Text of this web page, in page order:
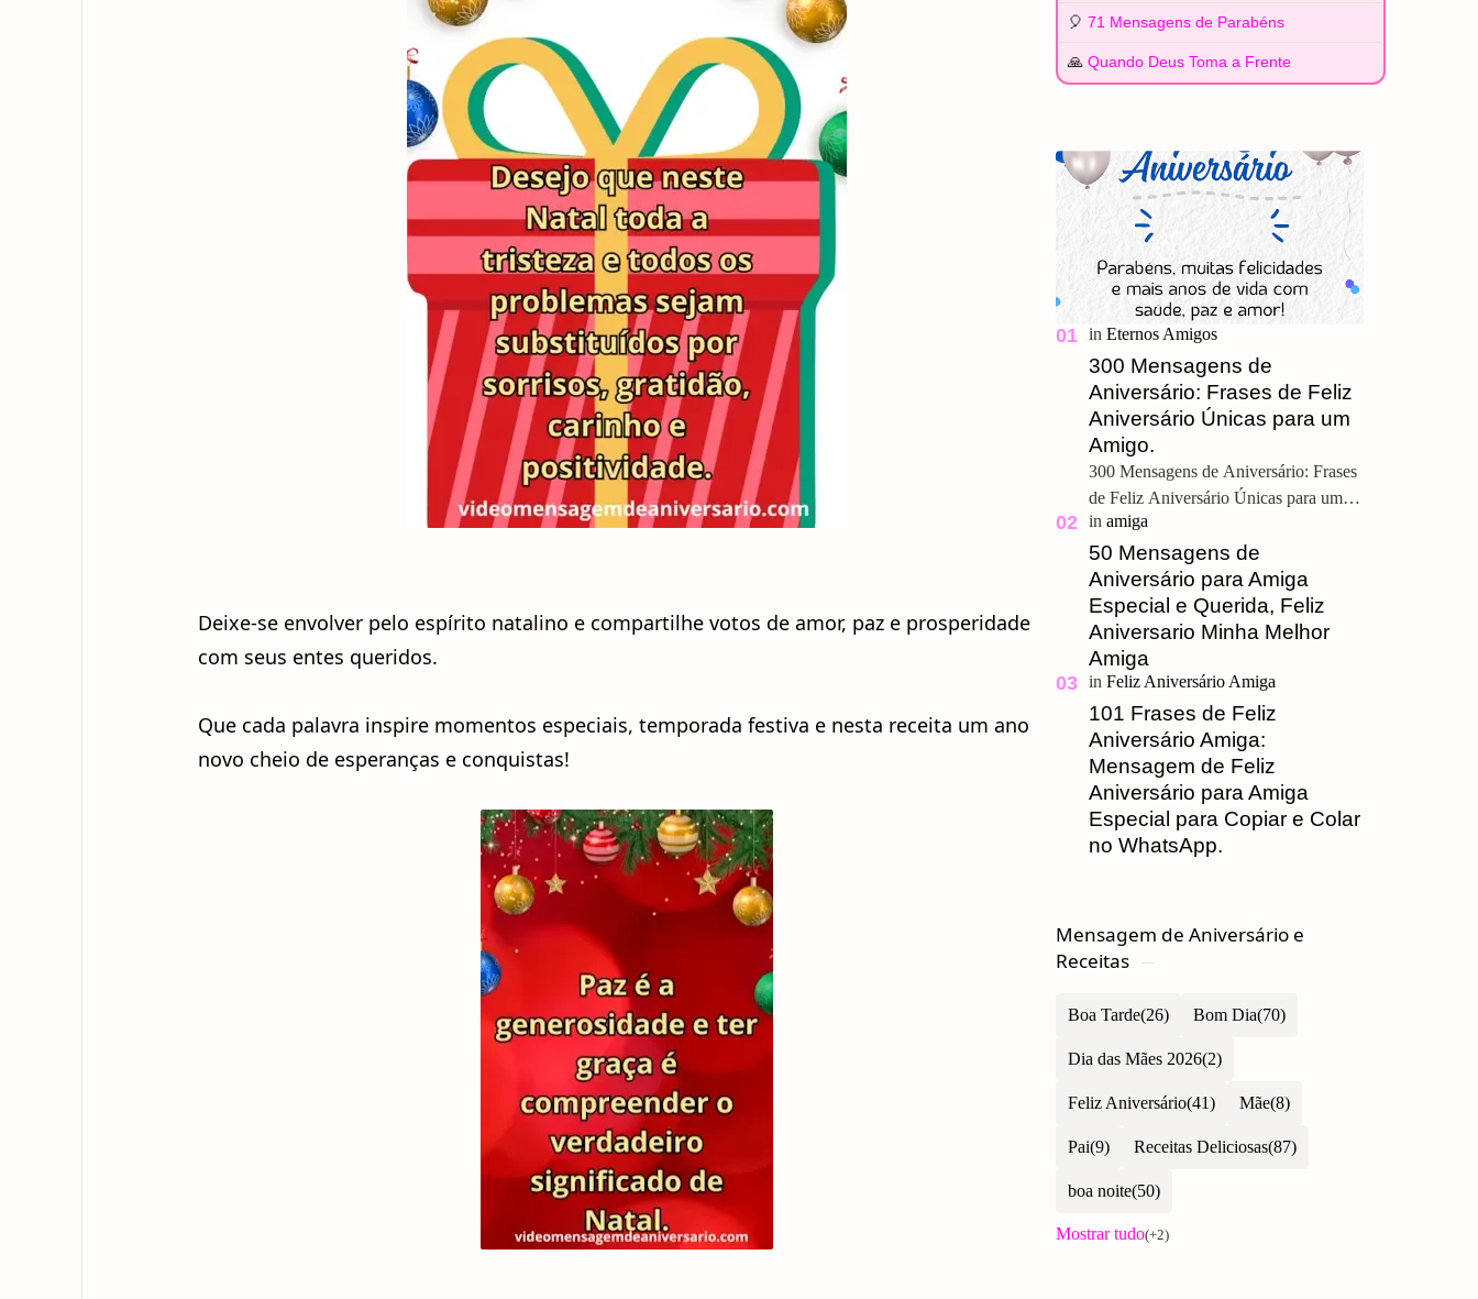
Deixe-se envolver pelo espírito natalino e compartilhe votos de amor, paz e prosperidade
com seus entes queridos.
Que cada palavra inspire momentos especiais, temporada festiva e nesta receita um ano
novo cheio de esperanças e conquistas!
🎈 71 Mensagens de Parabéns
🙏 Quando Deus Toma a Frente
300 Mensagens de
Aniversário: Frases de Feliz
Aniversário Únicas para um
Amigo.
300 Mensagens de Aniversário: Frases
de Feliz Aniversário Únicas para um
Amigo. Feliz Aniversário Meu
Querido, u ma grande amizade é um
presente pre…
50 Mensagens de
Aniversário para Amiga
Especial e Querida, Feliz
Aniversario Minha Melhor
Amiga
101 Frases de Feliz
Aniversário Amiga:
Mensagem de Feliz
Aniversário para Amiga
Especial para Copiar e Colar
no WhatsApp.
Mensagem de Aniversário e
Receitas
Boa Tarde Bom Dia
Dia das Mães 2026
Feliz Aniversário Mãe
Pai Receitas Deliciosas
boa noite